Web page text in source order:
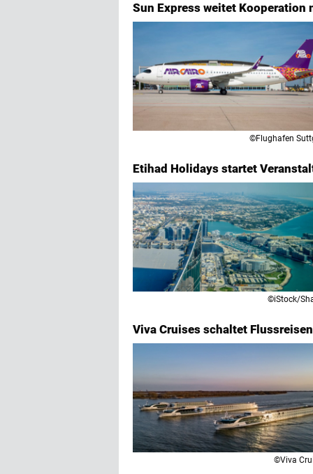
Sun Express weitet Kooperation
©Flughafen
Etihad Holidays startet
©iStock/
Viva Cruises schaltet
©Viva